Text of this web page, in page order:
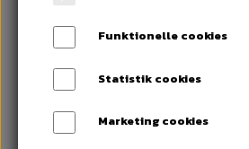
KATEGORIER
PRISGARANTI
KLUBAFTALE
Funktionelle cookies
Statistik cookies
Marketing cookies